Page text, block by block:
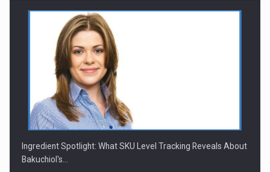
Ingredient Spotlight: What SKU Level Tracking Reveals About
Bakuchiol's…